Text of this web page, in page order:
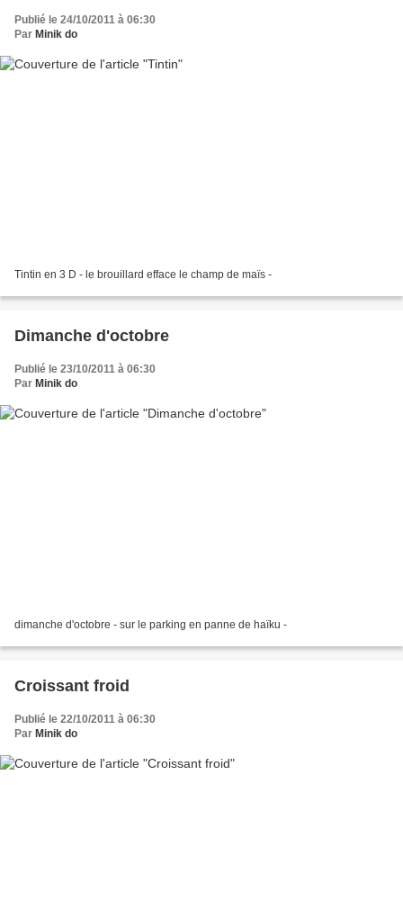
Publié le 24/10/2011 à 06:30
Par Minik do
Tintin en 3 D - le brouillard efface le champ de maïs -
Dimanche d'octobre
Publié le 23/10/2011 à 06:30
Par Minik do
dimanche d'octobre - sur le parking en panne de haïku -
Croissant froid
Publié le 22/10/2011 à 06:30
Par Minik do